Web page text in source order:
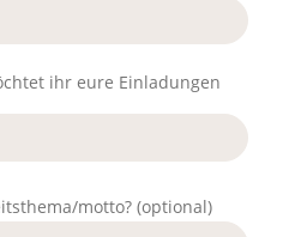
ihr eure Einladungen
motto? (optional)